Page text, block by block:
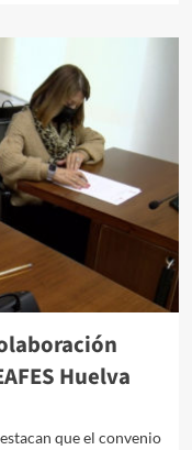
Huelva
que el convenio